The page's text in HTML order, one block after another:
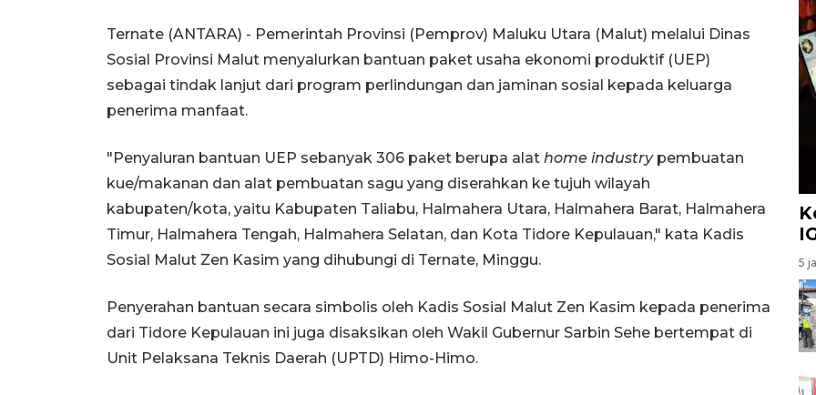
Ternate (ANTARA) - Pemerintah Provinsi (Pemprov) Maluku Utara (Malut) melalui Dinas
Sosial Provinsi Malut menyalurkan bantuan paket usaha ekonomi produktif (UEP)
sebagai tindak lanjut dari program perlindungan dan jaminan sosial kepada keluarga
penerima manfaat.
"Penyaluran bantuan UEP sebanyak 306 paket berupa alat home industrypembuatan
kue/makanan dan alat pembuatan sagu yang diserahkan ke tujuh wilayah
kabupaten/kota, yaitu Kabupaten Taliabu, Halmahera Utara, Halmahera Barat, Halmahera
Timur, Halmahera Tengah, Halmahera Selatan, dan Kota Tidore Kepulauan," kata Kadis
Sosial Malut Zen Kasim yang dihubungi di Ternate, Minggu.
Penyerahan bantuan secara simbolis oleh Kadis Sosial Malut Zen Kasim kepada penerima
dari Tidore Kepulauan ini juga disaksikan oleh Wakil Gubernur Sarbin Sehe bertempat di
Unit Pelaksana Teknis Daerah (UPTD) Himo-Himo.
5